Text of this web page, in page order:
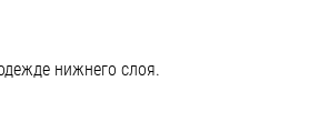
нижнего слоя.